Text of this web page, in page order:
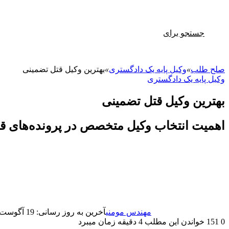
جستجو برای
صلح طلب»وکیل پایه یک دادگستری»بهترین وکیل قتل تضمینی
وکیل پایه یک دادگستری
بهترین وکیل قتل تضمینی
اهمیت انتخاب وکیل متخصص در پرونده‌های
مهندس مومنیآخرین به روز رسانی: 19 آگوست 2025
0
خواندن این مطلب 4 دقیقه زمان میبرد